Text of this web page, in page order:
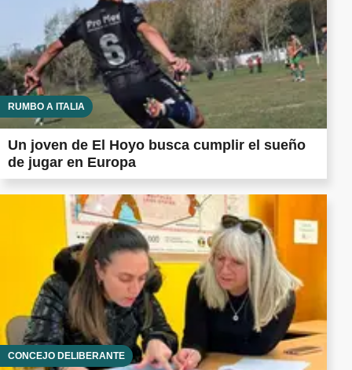
RUMBO A ITALIA
Un joven de El Hoyo busca cumplir el sueño
de jugar en Europa
CONCEJO DELIBERANTE